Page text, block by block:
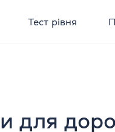
Тест рівня
для